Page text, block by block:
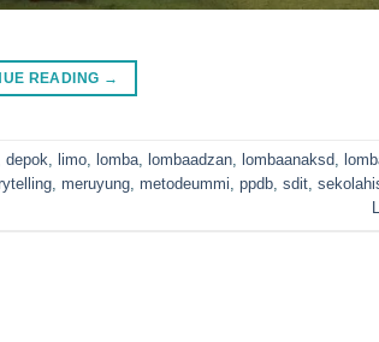
READING →
depok, limo, lomba, lombaadzan, lombaanaksd,
, meruyung, metodeummi, ppdb, sdit,